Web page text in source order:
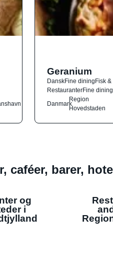
Geranium
DanskFine diningFisk
RestauranterFine
Danmark
Region
Hovedstaden
caféer, barer,
og
i